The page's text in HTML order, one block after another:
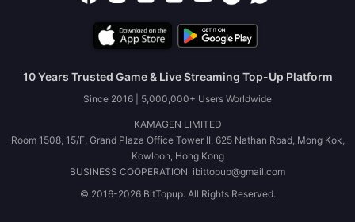
10 Years Trusted Game & Live Streaming Top-Up Platform
Since 2016 | 5,000,000+ Users Worldwide
KAMAGEN LIMITED
Room 1508, 15/F, Grand Plaza Office Tower II, 625 Nathan Road, Mong Kok,
Kowloon, Hong Kong
BUSINESS COOPERATION: ibittopup@gmail.com
© 2016-2026 BitTopup. All Rights Reserved.